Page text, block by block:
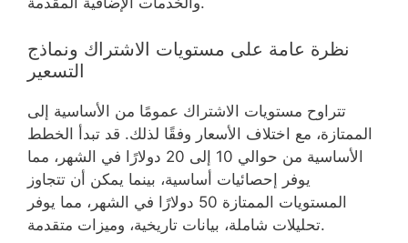
نظرة عامة على مستويات الاشتراك ونماذج
التسعير
تتراوح مستويات الاشتراك عمومًا من الأساسية إلى
الممتازة، مع اختلاف الأسعار وفقًا لذلك. قد تبدأ الخطط
الأساسية من حوالي 10 إلى 20 دولارًا في الشهر، مما
يوفر إحصائيات أساسية، بينما يمكن أن تتجاوز
المستويات الممتازة 50 دولارًا في الشهر، مما يوفر
تحليلات شاملة، بيانات تاريخية، وميزات متقدمة.